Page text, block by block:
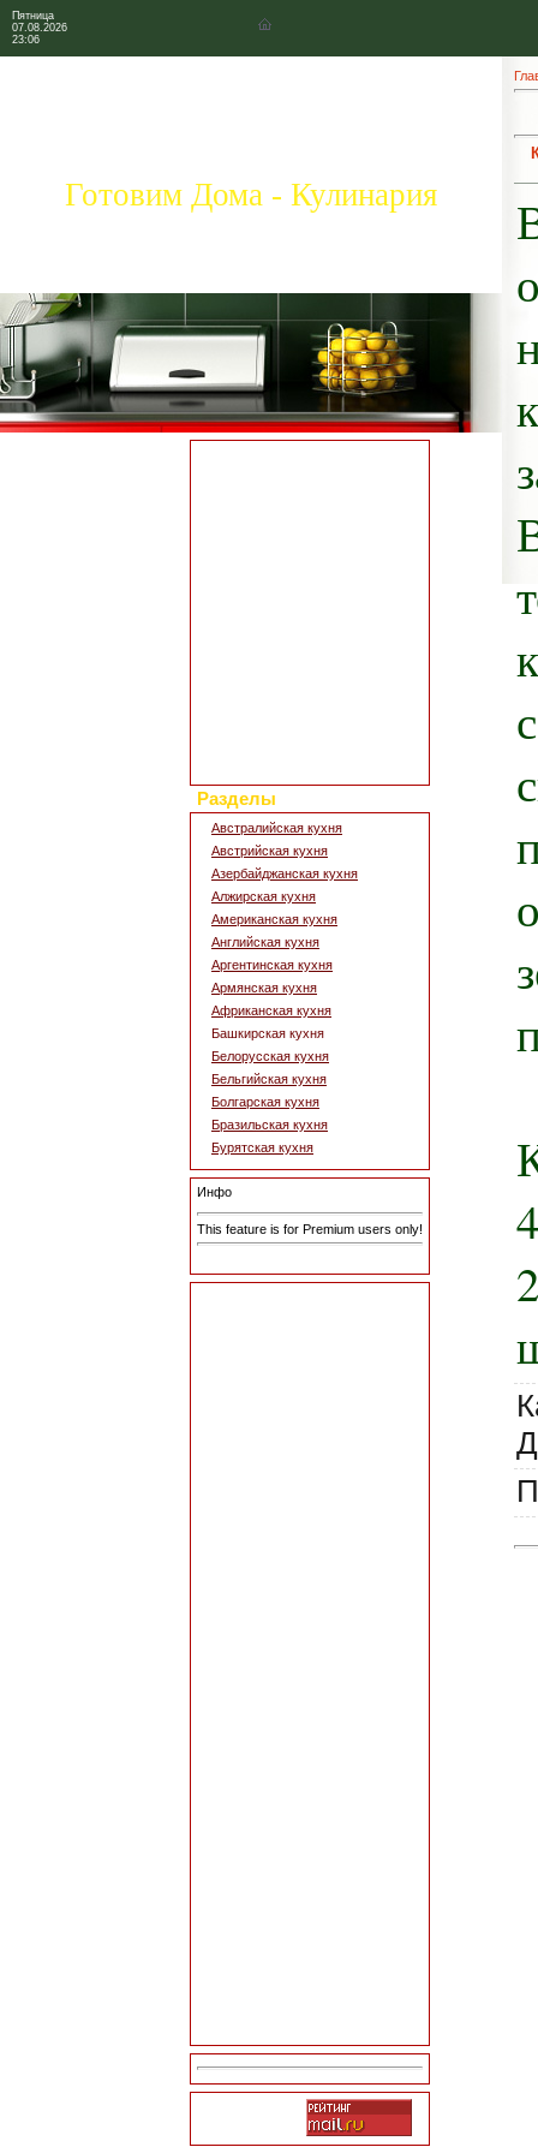
Пятница
07.08.2026
23:06
Готовим Дома - Кулинария
Разделы
Австралийская кухня
Австрийская кухня
Азербайджанская кухня
Алжирская кухня
Американская кухня
Английская кухня
Аргентинская кухня
Армянская кухня
Африканская кухня
Башкирская кухня
Белорусская кухня
Бельгийская кухня
Болгарская кухня
Бразильская кухня
Бурятская кухня
Инфо
This feature is for Premium users only!